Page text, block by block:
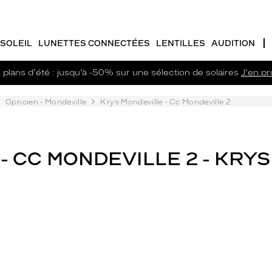
LUNETTES CONNECTÉES LENTILLES AUDITION
plans d'été : jusqu’à -50% sur une sélection de solaires J'en
Opticien - Mondeville Krys Mondeville - Cc Mondeville 2
CC MONDEVILLE 2 - KRYS